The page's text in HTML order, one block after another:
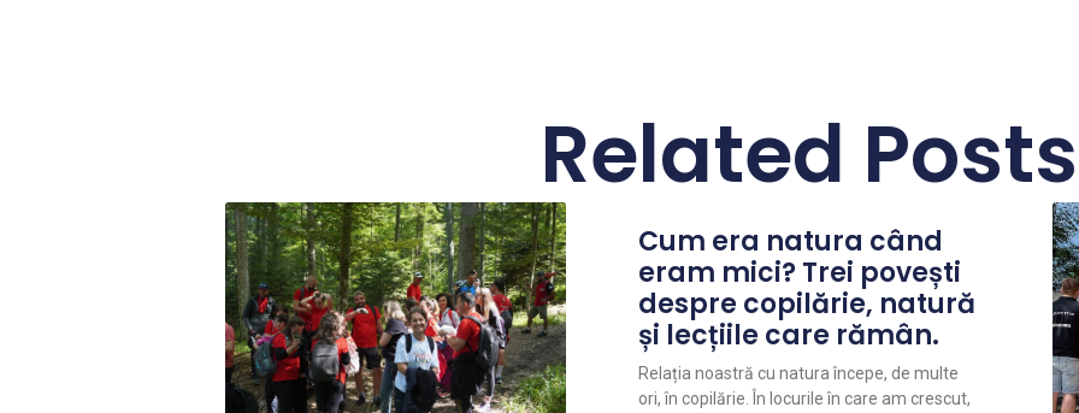
Related Posts
Cum era natura când
eram mici? Trei povești
despre copilărie, natură
și lecțiile care rămân.
Relația noastră cu natura începe, de multe
ori, în copilărie. În locurile în care am crescut,